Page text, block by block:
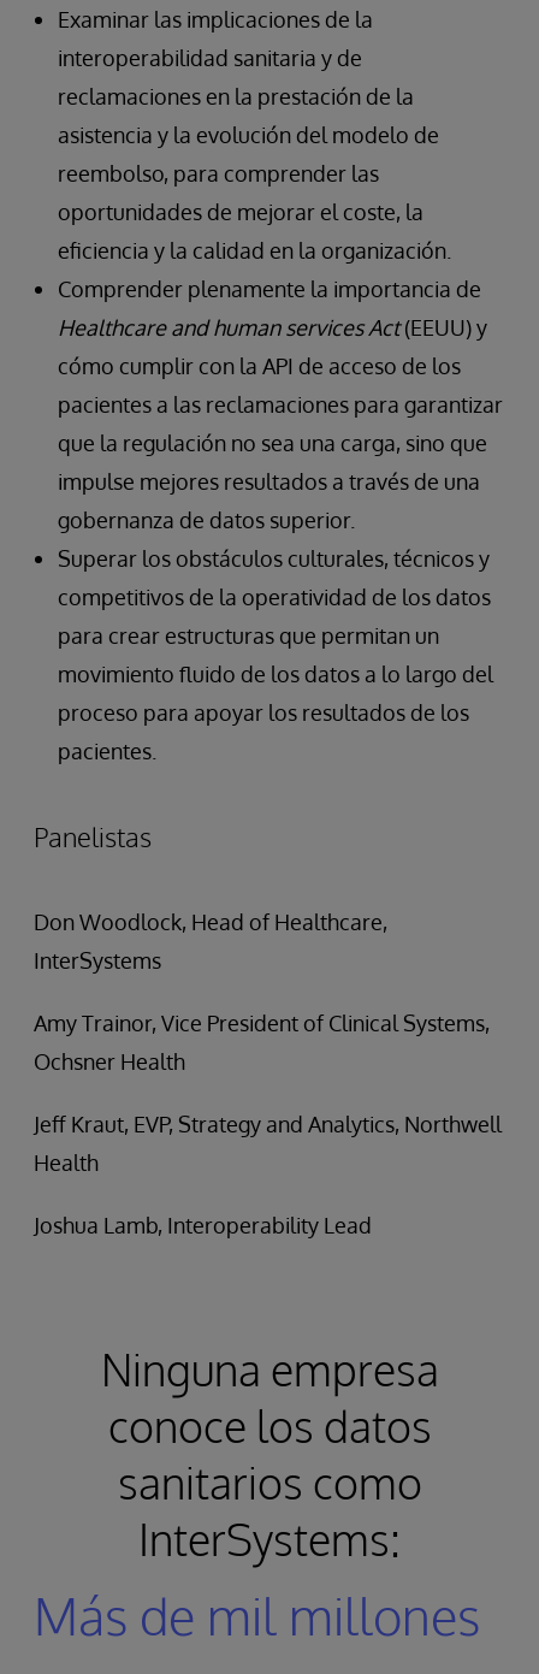
Examinar las implicaciones de la
interoperabilidad sanitaria y de
reclamaciones en la prestación de la
asistencia y la evolución del modelo de
reembolso, para comprender las
oportunidades de mejorar el coste, la
eficiencia y la calidad en la organización.
Comprender plenamente la importancia de
Healthcare and human services Act(EEUU) y
cómo cumplir con la API de acceso de los
pacientes a las reclamaciones para garantizar
que la regulación no sea una carga, sino que
impulse mejores resultados a través de una
gobernanza de datos superior.
Superar los obstáculos culturales, técnicos y
competitivos de la operatividad de los datos
para crear estructuras que permitan un
movimiento fluido de los datos a lo largo del
proceso para apoyar los resultados de los
pacientes.
Panelistas
Don Woodlock, Head of Healthcare,
InterSystems
Amy Trainor, Vice President of Clinical Systems,
Ochsner Health
Jeff Kraut, EVP, Strategy and Analytics, Northwell
Health
Joshua Lamb, Interoperability Lead
Ninguna empresa
conoce los datos
sanitarios como
InterSystems:
Más de mil millones